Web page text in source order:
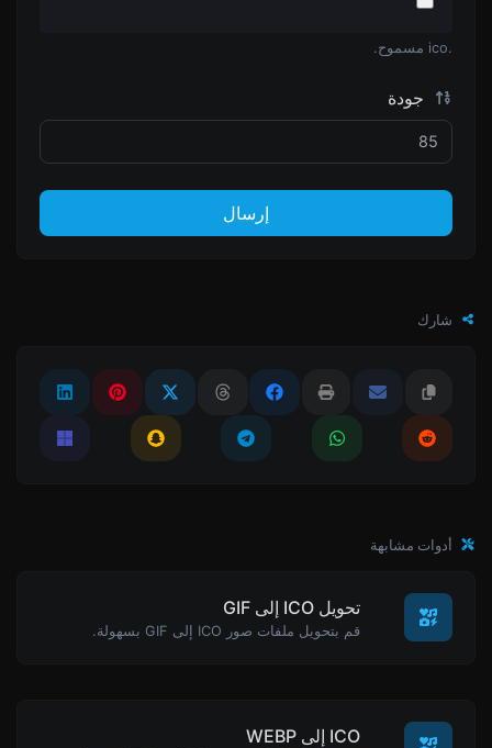
.ico مسموح.
جودة
إرسال
شارك
أدوات مشابهة
تحويل ICO إلى GIF
قم بتحويل ملفات صور ICO إلى GIF بسهولة.
ICO إلى WEBP